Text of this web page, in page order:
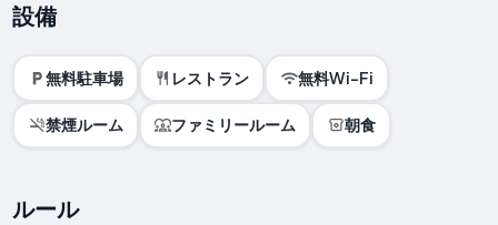
設備
無料駐車場 レストラン 無料Wi-Fi
禁煙ルーム ファミリールーム 朝食
ルール